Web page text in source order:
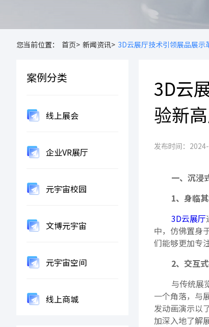
您当前位置： 首页> 新闻资讯> 3D云展厅技术引领展品展
案例分类
线上展会
企业VR展厅
元宇宙校园
文博元宇宙
元宇宙空间
线上商城
3D云
验新
发布时间：
一、沉浸
1、身临
3D云展厅
中，仿佛置身
们能够更加专
2、交互
与传统展
一个角落，与
发动画演示以
加深入地了解